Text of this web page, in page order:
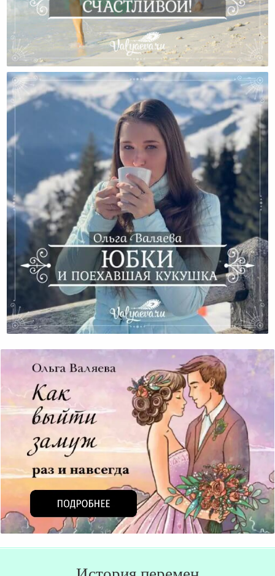
Сделай Меня Счастливой!
Юбки И Поехавшая Кукушка